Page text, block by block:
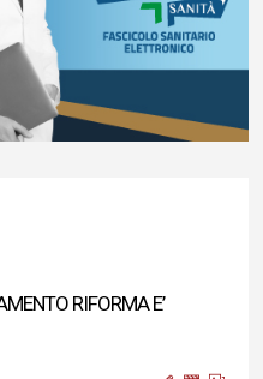
le congratulazioni